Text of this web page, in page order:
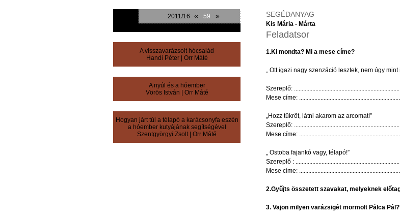
2011/16 « 59 »
A visszavarázsolt hócsalád
Handi Péter| Orr Máté
A nyúl és a hóember
Vörös István
Orr Máté
Hogyan járt túl a télapó a karácsonyfa eszén
a hóember kutyájának segítségével
Szentgyörgyi Zsolt Orr Máté
SEGÉDANYAG
Kis Mária - Márta
Feladatsor
1.Ki mondta? Mi a mese címe?
„ Ott igazi nagy szenzáció lesztek, nem úgy mint
Szereplő:
Mese címe:
„Hozz tükröt, látni akarom az arcomat!”
Szereplő:
Mese címe:
„ Ostoba fajankó vagy, télapó!”
Szereplő :
Mese címe:
2.Gyűjts összetett szavakat, melyeknek
3. Vajon milyen varázsigét mormolt Pálca